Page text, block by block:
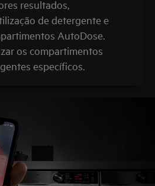
resultados,
de detergente e
AutoDose.
os compartimentos
específicos.